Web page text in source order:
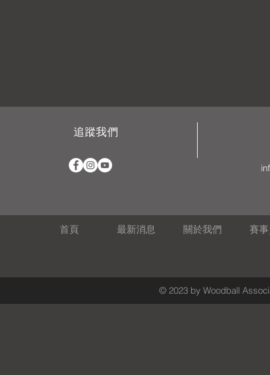
追蹤我們
首頁 最新消息 關於我們 賽
© 2023 by Woodball